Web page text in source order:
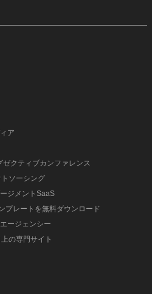
ア
ゼクティブカンファレンス
ソーシング
ジメントSaaS
プレートを無料ダウンロード
ージェンシー
の専門サイト